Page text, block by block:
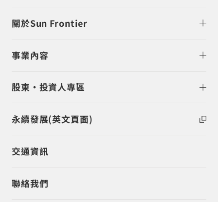
關於Sun Frontier
事業內容
股東・投資人專區
永續發展(英文頁面)
交通資訊
聯絡我們